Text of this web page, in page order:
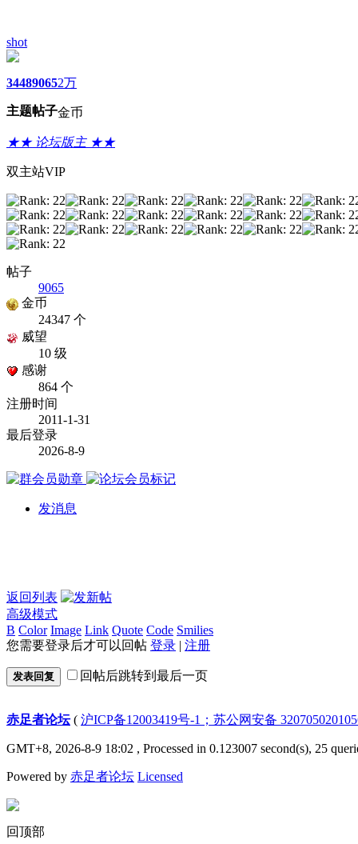
shot
3448
主题
9065
帖子
2万
金币
★★ 论坛版主 ★★
双主站VIP
帖子
9065
金币
24347 个
威望
10 级
感谢
864 个
注册时间
2011-1-31
最后登录
2026-8-9
发消息
返回列表
高级模式
B Color Image Link Quote Code Smilies
您需要登录后才可以回帖 登录 | 注册
发表回复 回帖后跳转到最后一页
赤足者论坛( 沪ICP备12003419号-1；苏公网安备
GMT+8, 2026-8-9 18:02 , Processed in 0.123007 second(s), 25
Powered by 赤足者论坛 Licensed
回顶部